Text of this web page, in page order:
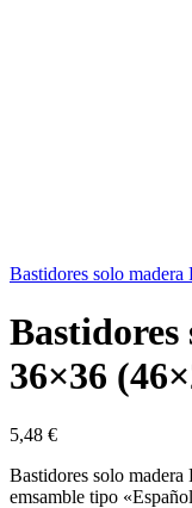
Bastidores solo
36×36
5,48 €
Bastidores solo
emsamble tipo